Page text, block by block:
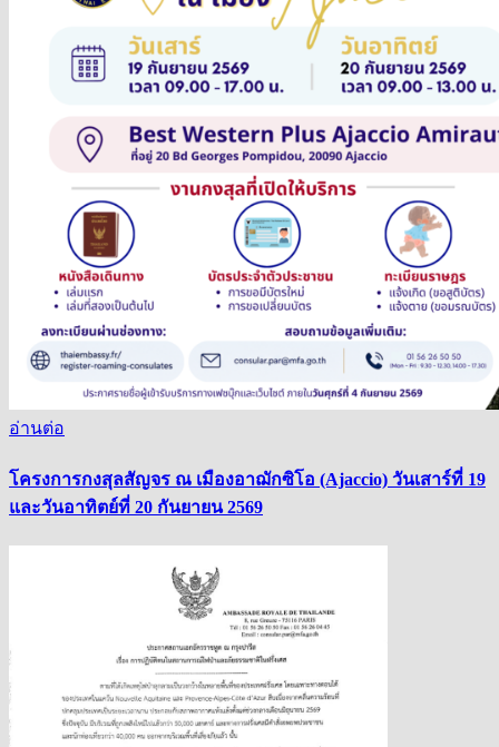
อ่านต่อ
โครงการกงสุลสัญจร ณ เมืองอาฌักซิโอ (Ajaccio) วันเสาร์ที่ 19
และวันอาทิตย์ที่ 20 กันยายน 2569